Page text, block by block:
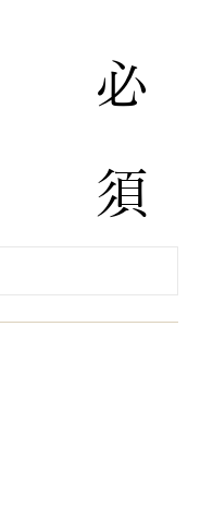
​必
須​